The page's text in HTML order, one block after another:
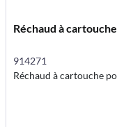
Réchaud à
914271
Réchaud à cartouche